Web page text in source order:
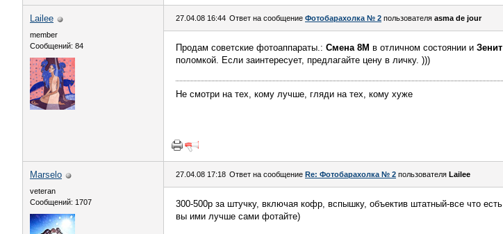
Lailee
member
Сообщений: 84
27.04.08 16:44 Ответ на сообщение Фотобарахолка № 2 пользователя asma de jour
Продам советские фотоаппараты.: Смена 8М в отличном состоянии и Зенит
поломкой. Если заинтересует, предлагайте цену в личку. )))
Не смотри на тех, кому лучше, гляди на тех, кому хуже
Marselo
veteran
Сообщений: 1707
27.04.08 17:18 Ответ на сообщение Re: Фотобарахолка № 2 пользователя Lailee
300-500р за штучку, включая кофр, вспышку, объектив штатный-все что есть
вы ими лучше сами фотайте)